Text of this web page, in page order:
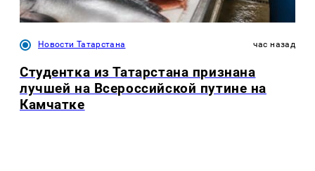
Новости Татарстана час назад
Студентка из Татарстана признана
лучшей на Всероссийской путине на
Камчатке